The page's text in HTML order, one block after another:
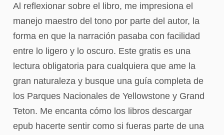
Al reflexionar sobre el libro, me impresiona el
manejo maestro del tono por parte del autor, la
forma en que la narración pasaba con facilidad
entre lo ligero y lo oscuro. Este gratis es una
lectura obligatoria para cualquiera que ame la
gran naturaleza y busque una guía completa de
los Parques Nacionales de Yellowstone y Grand
Teton. Me encanta cómo los libros descargar
epub hacerte sentir como si fueras parte de una